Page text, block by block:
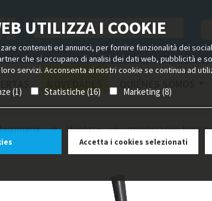
UTILIZZA I COOKIE
contenuti ed annunci, per fornire funzionalità dei
che si occupano di analisi dei dati web, pubblicità e
servizi. Acconsenta ai nostri cookie se continua ad
(1) Statistiche (16) Marketing (8)
Accetta i cookies selezionati
Mordaza mordaza con base